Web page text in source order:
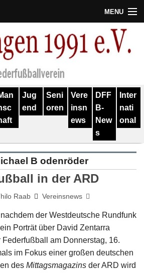
MENU
Jug
end
Seni
oren
Vere
insn
ews
DFF
B-
New
s
Inter
nati
onal
B odenröder
in der ARD
Raab Vereinsnews
der Westdeutsche Rundfunk
Porträt über David Zentarra
Federfußball am Donnerstag, 16.
im Fokus einer großen deutschen
des Mittagsmagazins der ARD wird